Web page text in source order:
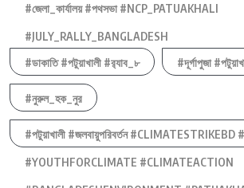
#জেলা_কার্যালয় #পথসভা #NCP_PATUAKHALI
#JULY_RALLY_BANGLADESH
#ডাকাতি #পটুয়াখালী #র‍্যাব_৮
#দূর্গাপুজা
#নুরুল_হক_নুর
#পটুয়াখালী #জলবায়ুপরিবর্তন #CLIMATESTRIKEBD
#YOUTHFORCLIMATE #CLIMATEACTION